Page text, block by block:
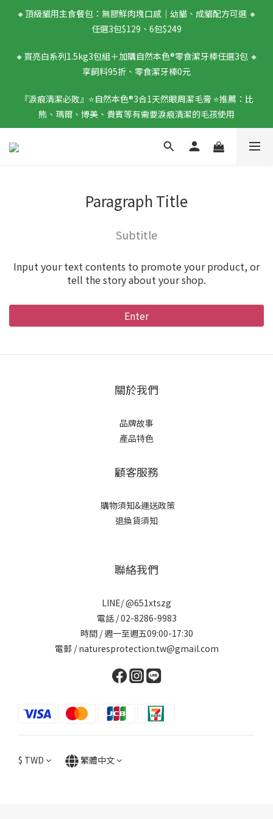
🔸頂級貓用主食餐包：無膠鮮肉塊口感｜幼貓、成貓配方可選 🔸
任選3包$129、6包$249
🔸買亮白系列1.5kg3包組＋加購自然本色®零食潔牙棒任選3包 🔸
享飼料95折、零食潔牙棒0元
『淚痕清潔必敗』⭐️自然本色®3合1天然眼周潔毛膏 ⭐️推薦：比
熊、瑪爾、博美、貴賓等有需要淚痕清潔的毛孩使用
Paragraph Title
Subtitle
Input your text contents to promote your product, or
tell the story about your shop.
Enter
關於我們
品牌故事
產品特色
顧客服務
購物須知&運送政策
退換貨須知
聯絡我們
LINE/ @651xtszg
電話 / 02-8286-9983
時間 / 週一至週五09:00-17:30
電郵 / naturesprotection.tw@gmail.com
$ TWD 繁體中文